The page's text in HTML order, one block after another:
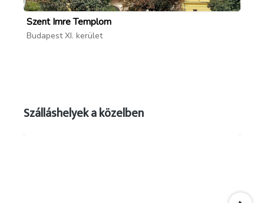
Szent Imre Templom
Budapest XI. kerület
Szálláshelyek a közelben